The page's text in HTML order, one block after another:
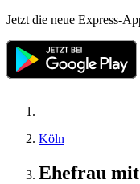
Jetzt die neue Express-
Köln
Ehefrau